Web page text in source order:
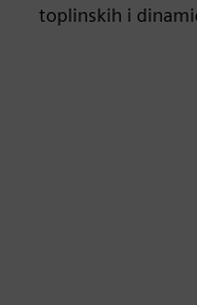
toplinskih i